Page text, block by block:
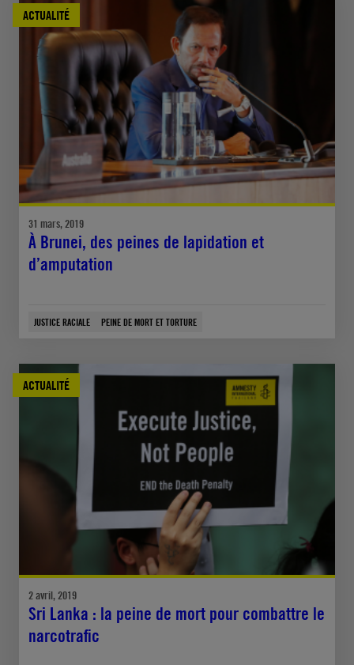
ACTUALITÉ
31 mars, 2019
À Brunei, des peines de lapidation et
d’amputation
JUSTICE RACIALE PEINE DE MORT ET TORTURE
ACTUALITÉ
2 avril, 2019
Sri Lanka : la peine de mort pour combattre le
narcotrafic